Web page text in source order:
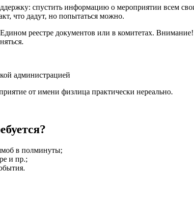
спустить информацию о мероприятии всем
что дадут, но попытаться можно.
реестре документов или в комитетах.
от имени физлица практически нереально.
в полминуты;
и пр.;